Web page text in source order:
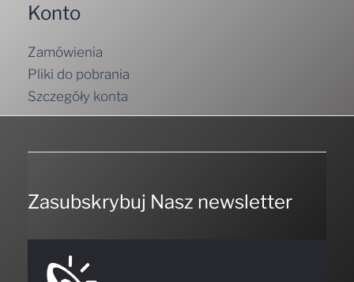
Konto
Zamówienia
Pliki do pobrania
Szczegóły konta
Zasubskrybuj Nasz newsletter